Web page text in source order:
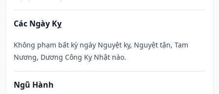
Các Ngày Kỵ
Không phạm bất kỳ ngày Nguyệt kỵ, Nguyệt tận, Tam
Nương, Dương Công Kỵ Nhật nào.
Ngũ Hành